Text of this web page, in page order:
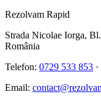
Rezolvam Rapid
Strada Nicolae Iorga,
România
Telefon: 0729 533 853
Email: